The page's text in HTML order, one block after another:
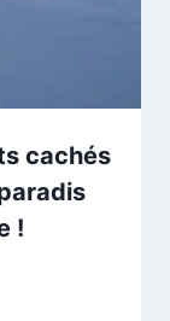
cachés
!